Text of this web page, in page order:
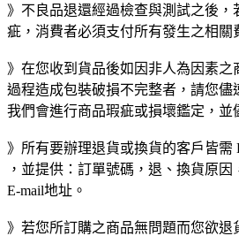
》不良品退還經過檢查與測試之後，
疵，消費者必須支付所有發生之相關
》在您收到貨品後如因非人為因素
過程造成包裝破損不完整者，請您儘
我們會進行商品瑕疵或損壞鑑定，並
》所有要辦理退貨或換貨的客戶皆需
，並提供：訂單號碼，退、換貨原因
E-mail地址。
》若您所訂購之商品無問題而您欲退